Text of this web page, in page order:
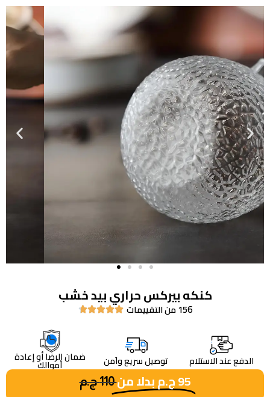
كنكه بيركس حراري بيد خشب
156 من التقييمات 




الدفع عند الاستلام توصيل سريع واَمن ضمان الرضا أو إعادة
أموالك
95ج.مبدلا من110ج.م